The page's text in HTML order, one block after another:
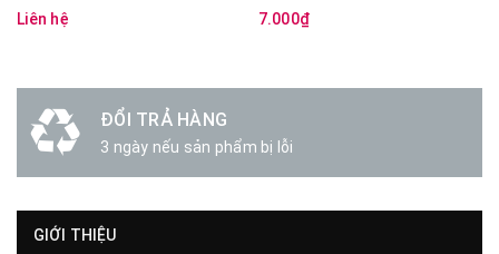
Liên hệ 7.000₫
ĐỔI TRẢ HÀNG
3 ngày nếu sản phẩm bị lỗi
GIỚI THIỆU